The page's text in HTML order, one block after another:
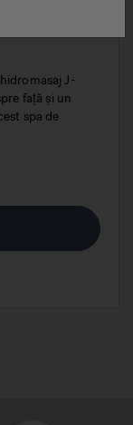
J-
față și un
spa de